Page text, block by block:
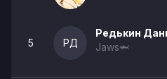
5 РД
Редькин
Jaws🦈